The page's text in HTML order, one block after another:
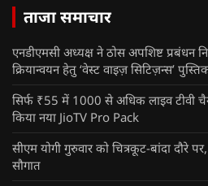
ताजा समाचार
एनडीएमसी अध्यक्ष ने ठोस अपशिष्ट प्रबंधन
क्रियान्वयन हेतु ‘वेस्ट वाइज़ सिटिज़न्स’
सिर्फ ₹55 में 1000 से अधिक लाइव टीवी
किया नया JioTV Pro Pack
सीएम योगी गुरुवार को चित्रकूट-बांदा दौरे
सौगात